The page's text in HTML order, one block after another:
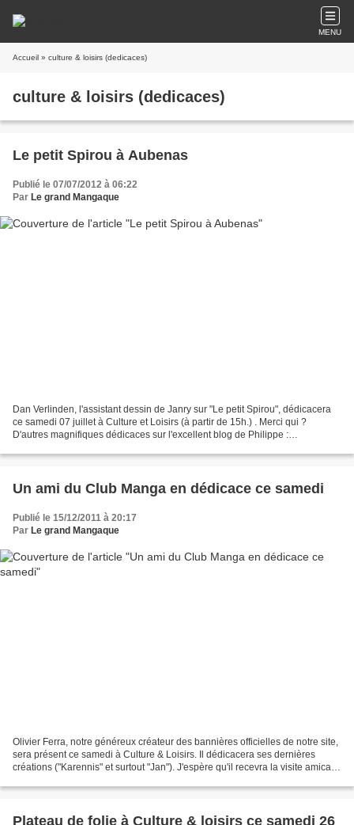
MENU
Accueil » culture & loisirs (dedicaces)
culture & loisirs (dedicaces)
Le petit Spirou à Aubenas
Publié le 07/07/2012 à 06:22
Par Le grand Mangaque
Dan Verlinden, l'assistant dessin de Janry sur "Le petit Spirou", dédicacera
ce samedi 07 juillet à Culture et Loisirs (à partir de 15h.) . Merci qui ?
D'autres magnifiques dédicaces sur l'excellent blog de Philippe :
Un ami du Club Manga en dédicace ce samedi
Publié le 15/12/2011 à 20:17
Par Le grand Mangaque
Olivier Ferra, notre généreux créateur des bannières officielles de notre site,
sera présent ce samedi à Culture & Loisirs. Il dédicacera ses dernières
créations ("Karennis" et surtout "Jan"). J'espère qu'il recevra la visite amicale
Plateau de folie à Culture & loisirs ce samedi 26